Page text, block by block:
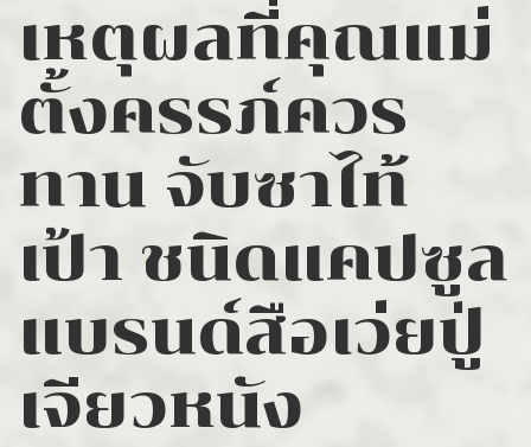
เหตุผลที่คุณแม่
ตั้งครรภ์ควร
ทาน จับซาไท้
เป้า ชนิดแคปซูล
แบรนด์สือเว่ยปู่
เจียวหนัง